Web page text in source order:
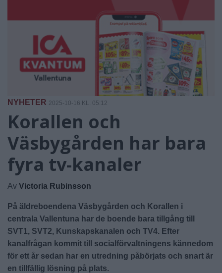
NYHETER 2025-10-16 KL. 05:12
Korallen och
Väsbygården har bara
fyra tv-kanaler
Av Victoria Rubinsson
På äldreboendena Väsbygården och Korallen i
centrala Vallentuna har de boende bara tillgång till
SVT1, SVT2, Kunskapskanalen och TV4. Efter
kanalfrågan kommit till socialförvaltningens kännedom
för ett år sedan har en utredning påbörjats och snart är
en tillfällig lösning på plats.